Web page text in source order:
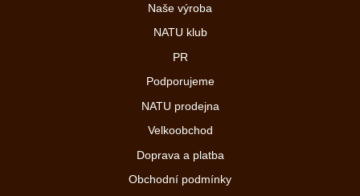
Naše výroba
NATU klub
PR
Podporujeme
NATU prodejna
Velkoobchod
Doprava a platba
Obchodní podmínky